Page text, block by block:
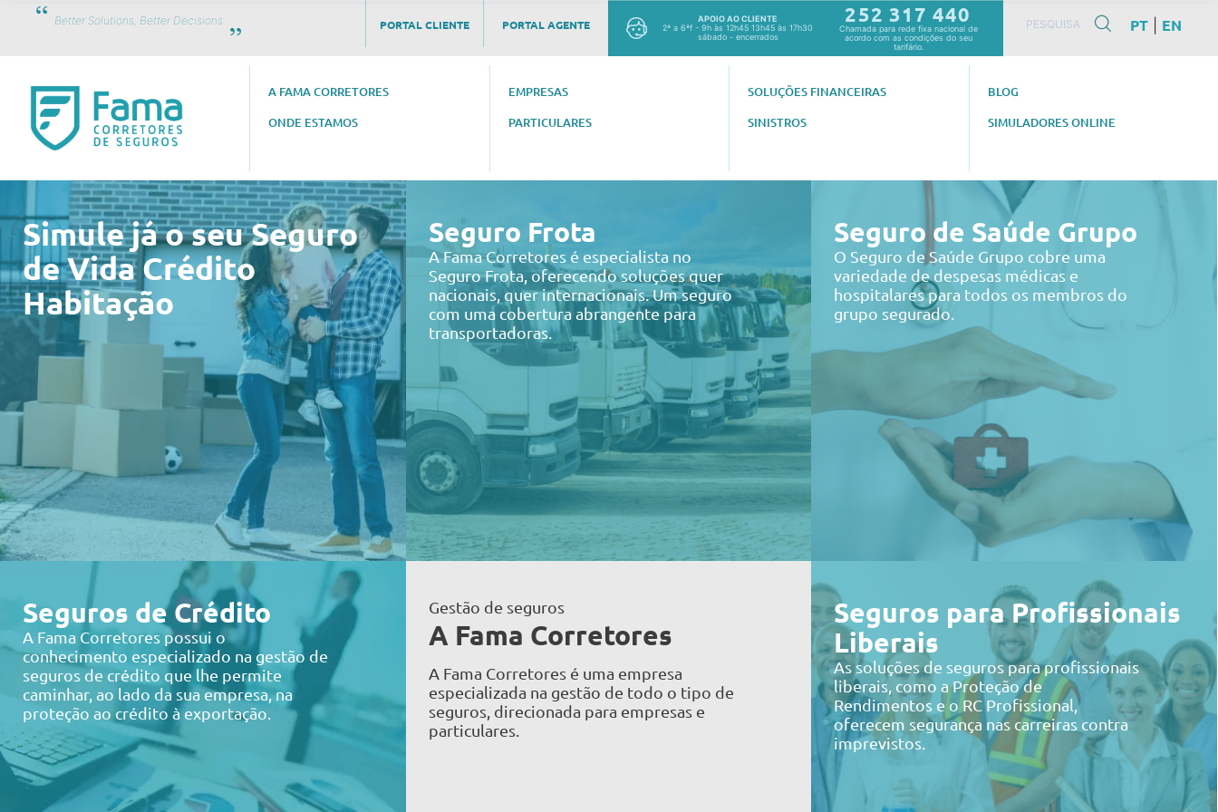
Better Solutions, Better Decisions PORTAL CLIENTE PORTAL AGENTE
APOIO AO CLIENTE
2ª a 6ªf - 9h às 12h45 13h45 às 17h30
sábado - encerrados
252 317 440
Chamada para rede fixa nacional de
acordo com as condições do seu
tarifário.
PT EN
A FAMA CORRETORES
ONDE ESTAMOS
EMPRESAS
PARTICULARES
SOLUÇÕES FINANCEIRAS
SINISTROS
BLOG
SIMULADORES ONLINE
Simule já o seu Seguro
de Vida Crédito
Habitação
Seguro Frota
A Fama Corretores é especialista no
Seguro Frota, oferecendo soluções quer
nacionais, quer internacionais. Um seguro
com uma cobertura abrangente para
transportadoras.
Seguro de Saúde Grupo
O Seguro de Saúde Grupo cobre uma
variedade de despesas médicas e
hospitalares para todos os membros do
grupo segurado.
Seguros de Crédito
A Fama Corretores possui o
conhecimento especializado na gestão de
seguros de crédito que lhe permite
caminhar, ao lado da sua empresa, na
proteção ao crédito à exportação.
Gestão de seguros
A Fama Corretores
A Fama Corretores é uma empresa
especializada na gestão de todo o tipo de
seguros, direcionada para empresas e
particulares.
Seguros para Profissionais
Liberais
As soluções de seguros para profissionais
liberais, como a Proteção de
Rendimentos e o RC Profissional,
oferecem segurança nas carreiras contra
imprevistos.